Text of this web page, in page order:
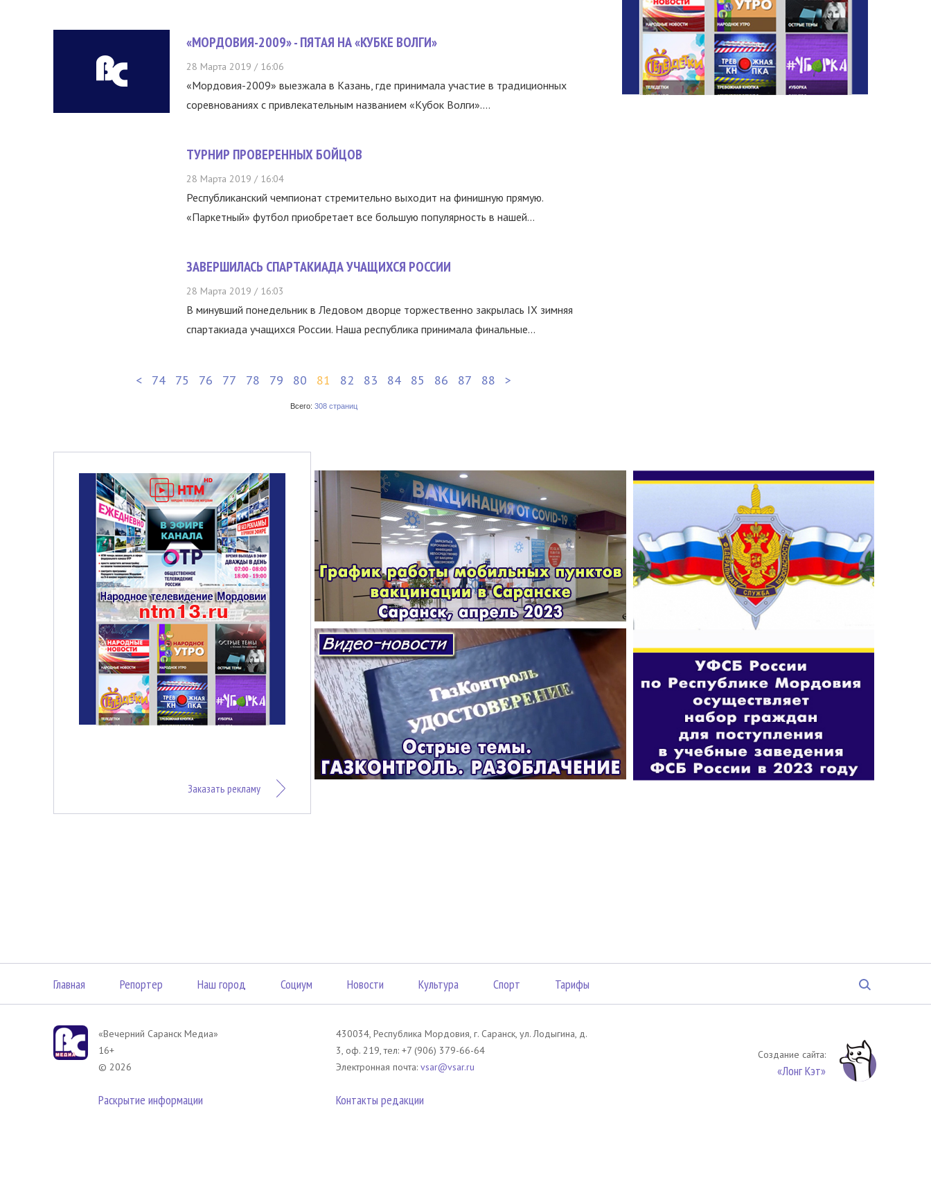
«МОРДОВИЯ-2009» - ПЯТАЯ НА «КУБКЕ ВОЛГИ»
28 Марта 2019 / 16:06
«Мордовия-2009» выезжала в Казань, где принимала участие в традиционных
соревнованиях с привлекательным названием «Кубок Волги»....
ТУРНИР ПРОВЕРЕННЫХ БОЙЦОВ
28 Марта 2019 / 16:04
Республиканский чемпионат стремительно выходит на финишную прямую.
«Паркетный» футбол приобретает все большую популярность в нашей...
ЗАВЕРШИЛАСЬ СПАРТАКИАДА УЧАЩИХСЯ РОССИИ
28 Марта 2019 / 16:03
В минувший понедельник в Ледовом дворце торжественно закрылась IX зимняя
спартакиада учащихся России. Наша республика принимала финальные...
< 74 75 76 77 78 79 80 81 82 83 84 85 86 87 88 >
Всего: 308 страниц
Заказать рекламу
Главная Репортер Наш город Социум Новости Культура Спорт Тарифы
«Вечерний Саранск Mедиа»
16+
© 2026
Раскрытие информации
430034, Республика Мордовия, г. Саранск, ул. Лодыгина, д.
3, оф. 219, тел: +7 (906) 379-66-64
Электронная почта: vsar@vsar.ru
Контакты редакции
Создание сайта:
«Лонг Кэт»